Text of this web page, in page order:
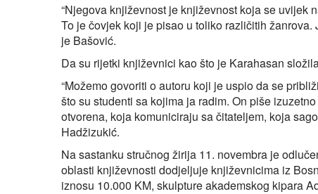
“Njegova književnost je književnost koja se uvijek
To je čovjek koji je pisao u toliko različitih
je Bašović.
Da su rijetki književnici kao što je Karahasan
“Možemo govoriti o autoru koji je uspio da se
što su studenti sa kojima ja radim. On piše
otvorena, koja komuniciraju sa čitateljem, koja
Hadžizukić.
Na sastanku stručnog žirija 11. novembra je
oblasti književnosti dodjeljuje književnicima iz
iznosu 10.000 KM, skulpture akademskog kipara